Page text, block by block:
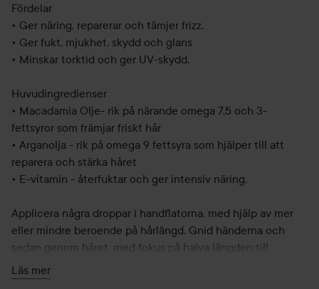
Fördelar
• Ger näring, reparerar och tämjer frizz.
• Ger fukt, mjukhet, skydd och glans
• Minskar torktid och ger UV-skydd.
Huvudingredienser
• Macadamia Olje- rik på närande omega 7,5 och 3-
fettsyror som främjar friskt hår
• Arganolja - rik på omega 9 fettsyra som hjälper till att
reparera och stärka håret
• E-vitamin - återfuktar och ger intensiv näring.
Applicera några droppar i handflatorna, med hjälp av mer
eller mindre beroende på hårlängd. Gnid händerna och
sedan genom håret, med fokus på halva längden till
topparna. Behandlingen kan appliceras på fuktigt hår innan
luft eller blåstorkning.
Läs mer